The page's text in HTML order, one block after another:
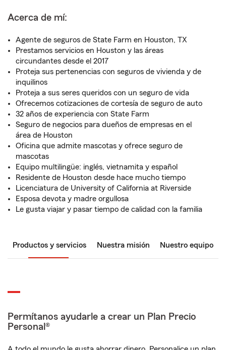
Acerca de mí:
Agente de seguros de State Farm en Houston, TX
Prestamos servicios en Houston y las áreas
circundantes desde el 2017
Proteja sus pertenencias con seguros de vivienda y de
inquilinos
Proteja a sus seres queridos con un seguro de vida
Ofrecemos cotizaciones de cortesía de seguro de auto
32 años de experiencia con State Farm
Seguro de negocios para dueños de empresas en el
área de Houston
Oficina que admite mascotas y ofrece seguro de
mascotas
Equipo multilingüe: inglés, vietnamita y español
Residente de Houston desde hace mucho tiempo
Licenciatura de University of California at Riverside
Esposa devota y madre orgullosa
Le gusta viajar y pasar tiempo de calidad con la familia
Productos y servicios Nuestra misión Nuestro equipo
Permítanos ayudarle a crear un Plan Precio
Personal®